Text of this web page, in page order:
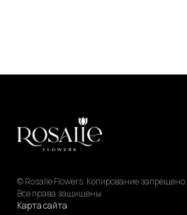
© Rosalie Flowers. Копирование запрещено.
Все права защищены
Карта сайта